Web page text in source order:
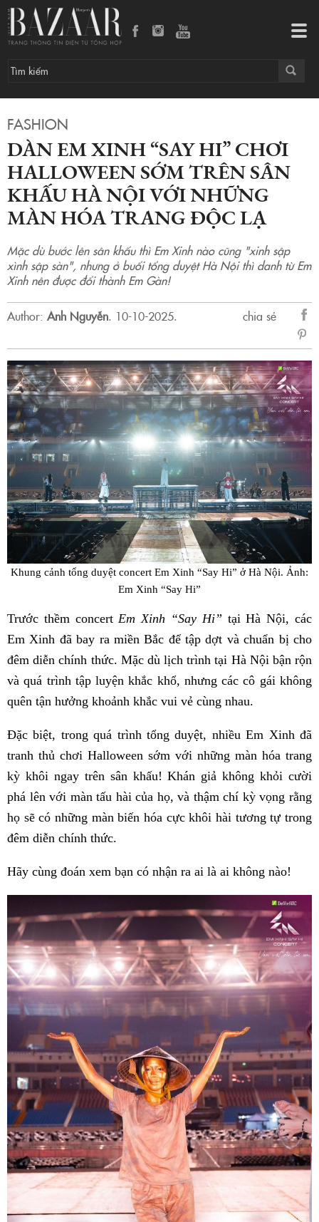
FASHION
DÀN EM XINH “SAY HI” CHƠI
HALLOWEEN SỚM TRÊN SÂN
KHẤU HÀ NỘI VỚI NHỮNG
MÀN HÓA TRANG ĐỘC LẠ
Mặc dù bước lên sân khấu thì Em Xinh nào cũng "xinh sập
xình sập sàn", nhưng ở buổi tổng duyệt Hà Nội thì danh từ Em
Xinh nên được đổi thành Em Gàn!
Author: Anh Nguyễn. 10-10-2025.
chia sẻ
sẻ
Khung cảnh tổng duyệt concert Em Xinh “Say Hi” ở Hà Nội. Ảnh:
Em Xinh “Say Hi”
Trước thềm concertEm Xinh “Say Hi” tại Hà Nội, các
Em Xinh đã bay ra miền Bắc để tập dợt và chuẩn bị cho
đêm diễn chính thức. Mặc dù lịch trình tại Hà Nội bận rộn
và quá trình tập luyện khắc khổ, nhưng các cô gái không
quên tận hưởng khoảnh khắc vui vẻ cùng nhau.
Đặc biệt, trong quá trình tổng duyệt, nhiều Em Xinh đã
tranh thủ chơi Halloween sớm với những màn hóa trang
kỳ khôi ngay trên sân khấu! Khán giả không khỏi cười
phá lên với màn tấu hài của họ, và thậm chí kỳ vọng rằng
họ sẽ có những màn biến hóa cực khôi hài tương tự trong
đêm diễn chính thức.
Hãy cùng đoán xem bạn có nhận ra ai là ai không nào!